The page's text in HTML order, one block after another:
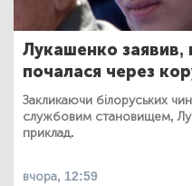
Лукашенко заявив,
почалася через
Закликаючи білоруських
службовим становищем,
приклад.
вчора, 12:59